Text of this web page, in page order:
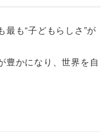
も“子どもらしさ”が
豊かになり、世界を自